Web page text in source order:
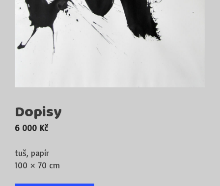
Dopisy
6 000 Kč
tuš, papír
100 × 70 cm